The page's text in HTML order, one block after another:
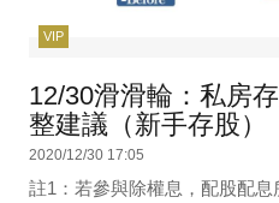
VIP
12/30滑滑輪：私房
整建議（新手存股）
2020/12/30 17:05
註1：若參與除權息，配股配